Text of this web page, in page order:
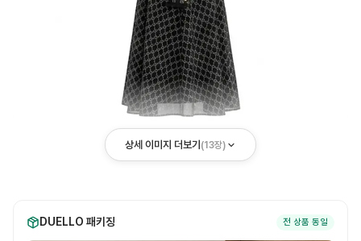
상세 이미지 더보기 (13장)
DUELLO 패키징 전 상품 동일